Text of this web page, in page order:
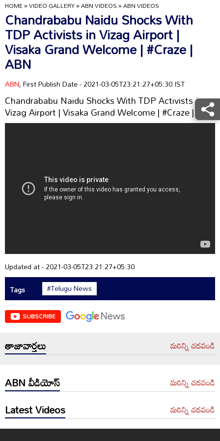
HOME»VIDEO GALLERY»ABN VIDEOS»ABN VIDEOS
Chandrababu Naidu Shocks With
TDP Activists in Vizag Airport |
Visaka Grand Welcome | #Craze |
ABN
ABN, First Publish Date - 2021-03-05T23:21:27+05:30 IST
Chandrababu Naidu Shocks With TDP Activists in
Vizag Airport | Visaka Grand Welcome | #Craze | ABN
Updated at - 2021-03-05T23:21:27+05:30
Tags
#Telugu News
SUBSCRIBE
తాజావార్తలు మరిన్ని చదవండి
ABN వీడియోస్ మరిన్ని చదవండి
Latest Videos మరిన్ని చదవండి